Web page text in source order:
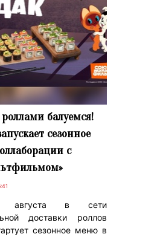
балуемся!
сезонное
с
в сети
доставки роллов
сезонное меню в